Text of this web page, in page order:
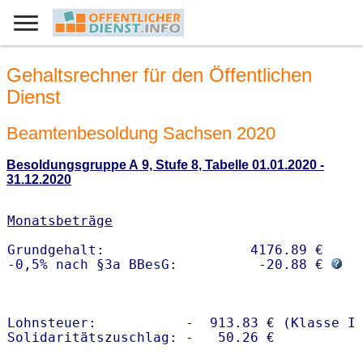
Gehaltsrechner für den Öffentlichen
Dienst
Beamtenbesoldung Sachsen 2020
Besoldungsgruppe A 9, Stufe 8, Tabelle 01.01.2020 -
31.12.2020
Monatsbeträge
Grundgehalt:                  4176.89 €
-0,5% nach §3a BBesG:          -20.88 €
Lohnsteuer:           -  913.83 € (Klasse I)
Solidaritätszuschlag: -   50.26 €